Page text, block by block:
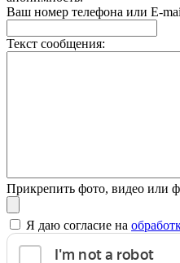
Ваш номер телефона или E-
Текст сообщения:
Прикрепить фото, видео или
Я даю согласие на